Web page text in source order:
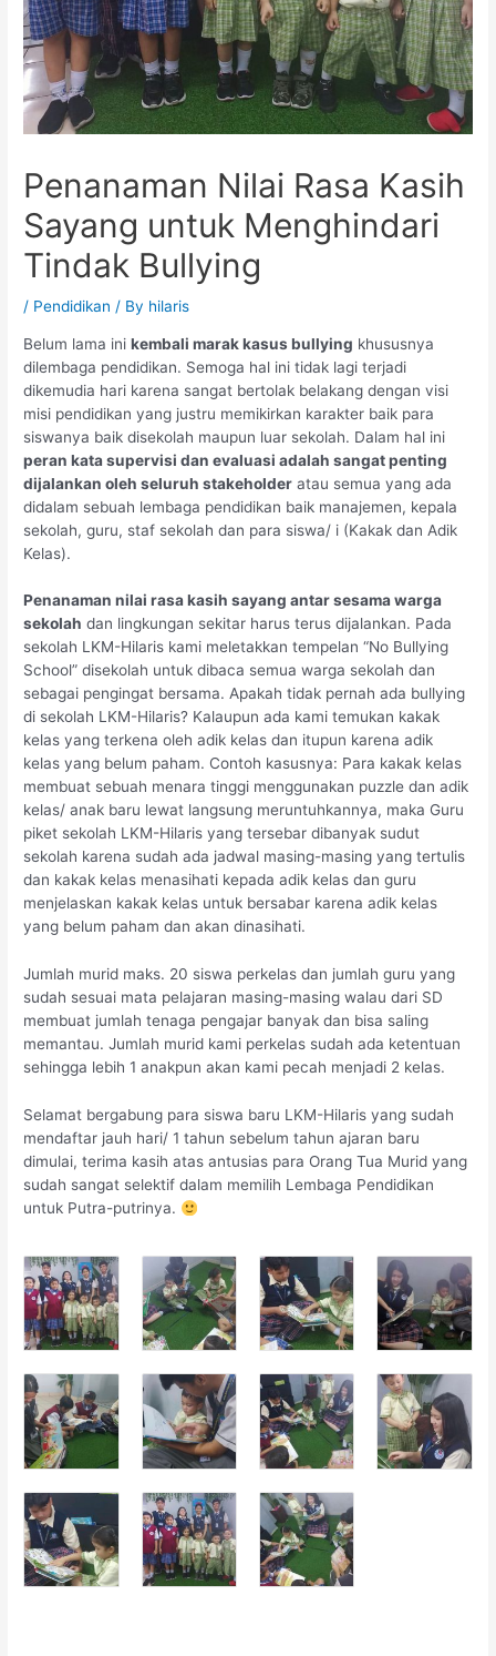
Penanaman Nilai Rasa Kasih
Sayang untuk Menghindari
Tindak Bullying
/ Pendidikan / By hilaris
Belum lama inikembali marak kasus bullying khususnya
dilembaga pendidikan. Semoga hal ini tidak lagi terjadi
dikemudia hari karena sangat bertolak belakang dengan visi
misi pendidikan yang justru memikirkan karakter baik para
siswanya baik disekolah maupun luar sekolah. Dalam hal ini
peran kata supervisi dan evaluasi adalah sangat penting
dijalankan oleh seluruh stakeholder atau semua yang ada
didalam sebuah lembaga pendidikan baik manajemen, kepala
sekolah, guru, staf sekolah dan para siswa/ i (Kakak dan Adik
Kelas).
Penanaman nilai rasa kasih sayang antar sesama warga
sekolah dan lingkungan sekitar harus terus dijalankan. Pada
sekolah LKM-Hilaris kami meletakkan tempelan “No Bullying
School” disekolah untuk dibaca semua warga sekolah dan
sebagai pengingat bersama. Apakah tidak pernah ada bullying
di sekolah LKM-Hilaris? Kalaupun ada kami temukan kakak
kelas yang terkena oleh adik kelas dan itupun karena adik
kelas yang belum paham. Contoh kasusnya: Para kakak kelas
membuat sebuah menara tinggi menggunakan puzzle dan adik
kelas/ anak baru lewat langsung meruntuhkannya, maka Guru
piket sekolah LKM-Hilaris yang tersebar dibanyak sudut
sekolah karena sudah ada jadwal masing-masing yang tertulis
dan kakak kelas menasihati kepada adik kelas dan guru
menjelaskan kakak kelas untuk bersabar karena adik kelas
yang belum paham dan akan dinasihati.
Jumlah murid maks. 20 siswa perkelas dan jumlah guru yang
sudah sesuai mata pelajaran masing-masing walau dari SD
membuat jumlah tenaga pengajar banyak dan bisa saling
memantau. Jumlah murid kami perkelas sudah ada ketentuan
sehingga lebih 1 anakpun akan kami pecah menjadi 2 kelas.
Selamat bergabung para siswa baru LKM-Hilaris yang sudah
mendaftar jauh hari/ 1 tahun sebelum tahun ajaran baru
dimulai, terima kasih atas antusias para Orang Tua Murid yang
sudah sangat selektif dalam memilih Lembaga Pendidikan
untuk Putra-putrinya.